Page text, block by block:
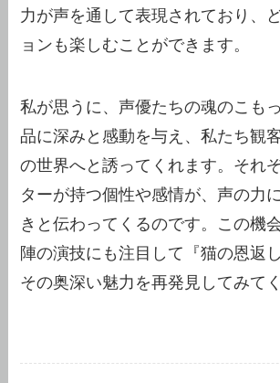
力が声を通して表現されており、
ョンも楽しむことができます。
私が思うに、声優たちの魂のこも
品に深みと感動を与え、私たち観
の世界へと誘ってくれます。それ
ターが持つ個性や感情が、声の力
きと伝わってくるのです。この機
陣の演技にも注目して『猫の恩返
その奥深い魅力を再発見してみて